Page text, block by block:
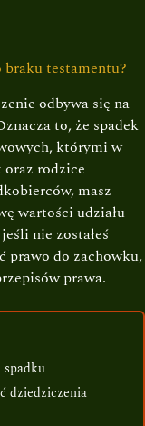
testamentu?
odbywa się na
to, że spadek
którymi w
oraz rodzice
masz
wartości udziału
nie zostałeś
prawo do zachowku,
prawa.
dziedziczenia